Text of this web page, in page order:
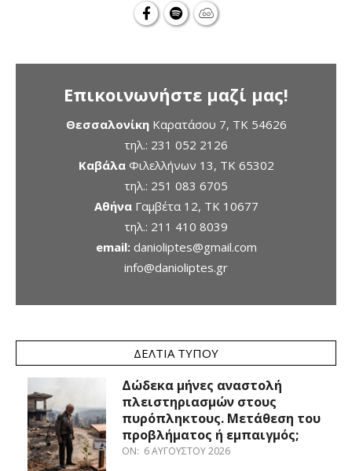
Επικοινωνήστε μαζί μας!
ΘεσσαλονίκηΚαρατάσου 7, TK 54626
τηλ.: 231 052 2126
ΚαβάλαΦιλελλήνων 13, ΤΚ 65302
τηλ.: 251 083 6705
ΑθήναΓαμβέτα 12, ΤΚ 10677
τηλ.: 211 410 8039
email: danioliptes@gmail.com
info@danioliptes.gr
ΔΕΛΤΊΑ ΤΎΠΟΥ
Δώδεκα μήνες αναστολή
πλειστηριασμών στους
πυρόπληκτους. Μετάθεση του
προβλήματος ή εμπαιγμός;
ON: 6 ΑΥΓΟΎΣΤΟΥ 2026